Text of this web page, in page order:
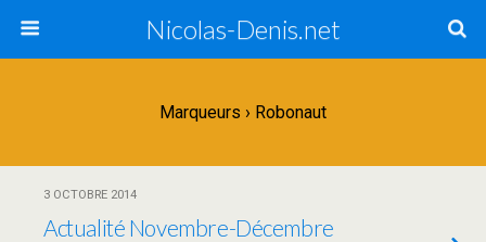
Nicolas-Denis.net
Marqueurs › Robonaut
3 OCTOBRE 2014
Actualité Novembre-Décembre